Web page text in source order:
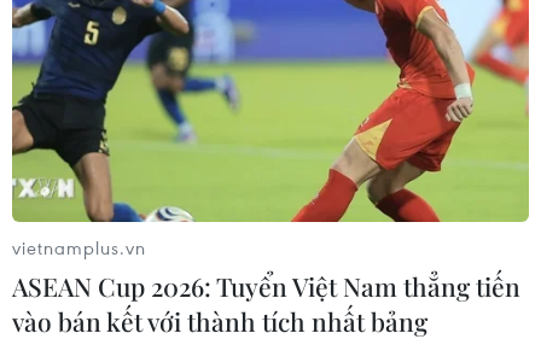
vietnamplus.vn
ASEAN Cup 2026: Tuyển Việt Nam thẳng tiến
vào bán kết với thành tích nhất bảng